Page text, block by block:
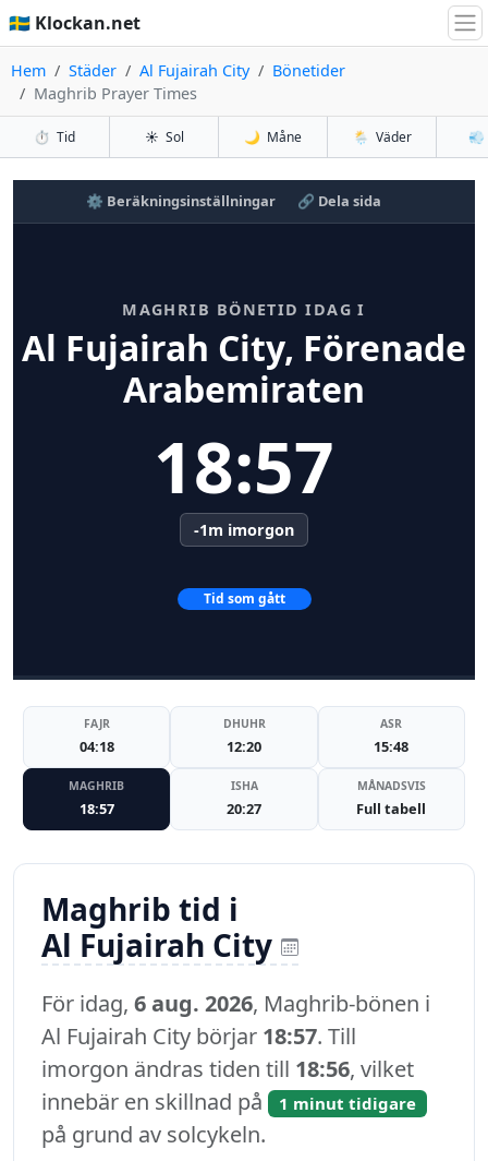
🇸🇪 Klockan.net
Hem Städer Al Fujairah City
Bönetider
Maghrib Prayer Times
⏱️ Tid ☀️ Sol 🌙 Måne 🌦️ Väder 💨
⚙️ Beräkningsinställningar 🔗 Dela sida
MAGHRIB BÖNETID IDAG I
Al Fujairah City, Förenade
Arabemiraten
18:57
-1m imorgon
Tid som gått
FAJR
04:18
DHUHR
12:20
ASR
15:48
MAGHRIB
18:57
ISHA
20:27
MÅNADSVIS
Full tabell
Maghrib tid i
Al Fujairah City
För idag, 6 aug. 2026, Maghrib-bönen i
Al Fujairah City börjar 18:57. Till
imorgon ändras tiden till 18:56, vilket
innebär en skillnad på
1 minut tidigare
på grund av solcykeln.